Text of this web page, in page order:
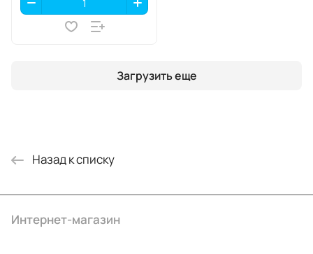
Загрузить еще
Назад к списку
Интернет-магазин